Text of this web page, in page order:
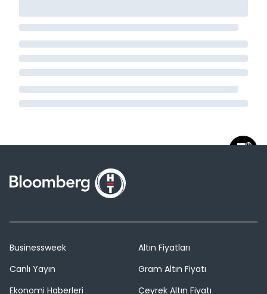
Businessweek
Canlı Yayın
Ekonomi Haberleri
Altın Fiyatları
Gram Altın Fiyatı
Çeyrek Altın Fiyatı